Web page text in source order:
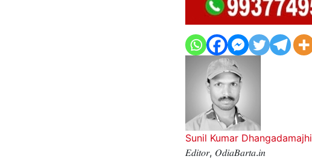
Sunil Kumar Dhangadamajhi
𝐸𝑑𝑖𝑡𝑜𝑟, 𝑂𝑑𝑖𝑎𝐵𝑎𝑟𝑡𝑎.𝑖𝑛